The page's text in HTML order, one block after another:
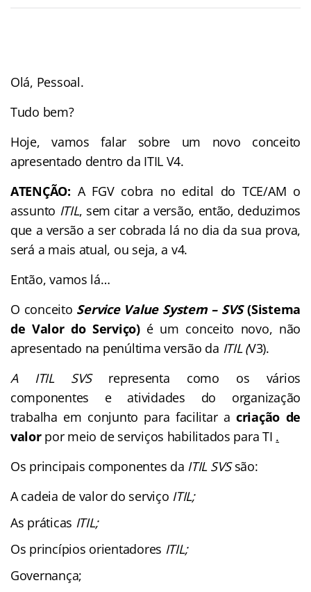
Olá, Pessoal.
Tudo bem?
Hoje, vamos falar sobre um novo conceito
apresentado dentro da ITIL V4.
ATENÇÃO: A FGV cobra no edital do TCE/AM o
assunto ITIL, sem citar a versão, então, deduzimos
que a versão a ser cobrada lá no dia da sua prova,
será a mais atual, ou seja, a v4.
Então, vamos lá…
O conceito Service Value System – SVS(Sistema
de Valor do Serviço) é um conceito novo, não
apresentado na penúltima versão da ITIL (V3).
A ITIL SVSrepresenta como os vários
componentes e atividades do organização
trabalha em conjunto para facilitar a criação de
valorpor meio de serviços habilitados para TI .
Os principais componentes da ITIL SVSsão:
A cadeia de valor do serviço ITIL;
As práticas ITIL;
Os princípios orientadores ITIL;
Governança;